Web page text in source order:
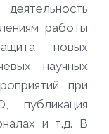
работы
новых
научных
при
публикация
и т.д. В